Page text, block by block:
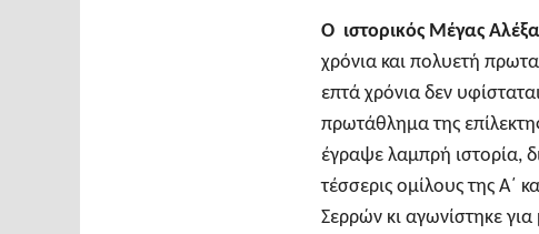
Ο ιστορικός Μέγας
χρόνια και πολυετή
επτά χρόνια δεν
πρωτάθλημα της
έγραψε λαμπρή ιστορία,
τέσσερις ομίλους της Α΄
Σερρών κι αγωνίστηκε